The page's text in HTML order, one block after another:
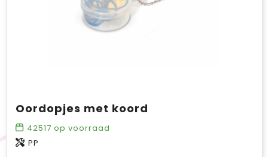
Oordopjes met koord
42517 op voorraad
PP